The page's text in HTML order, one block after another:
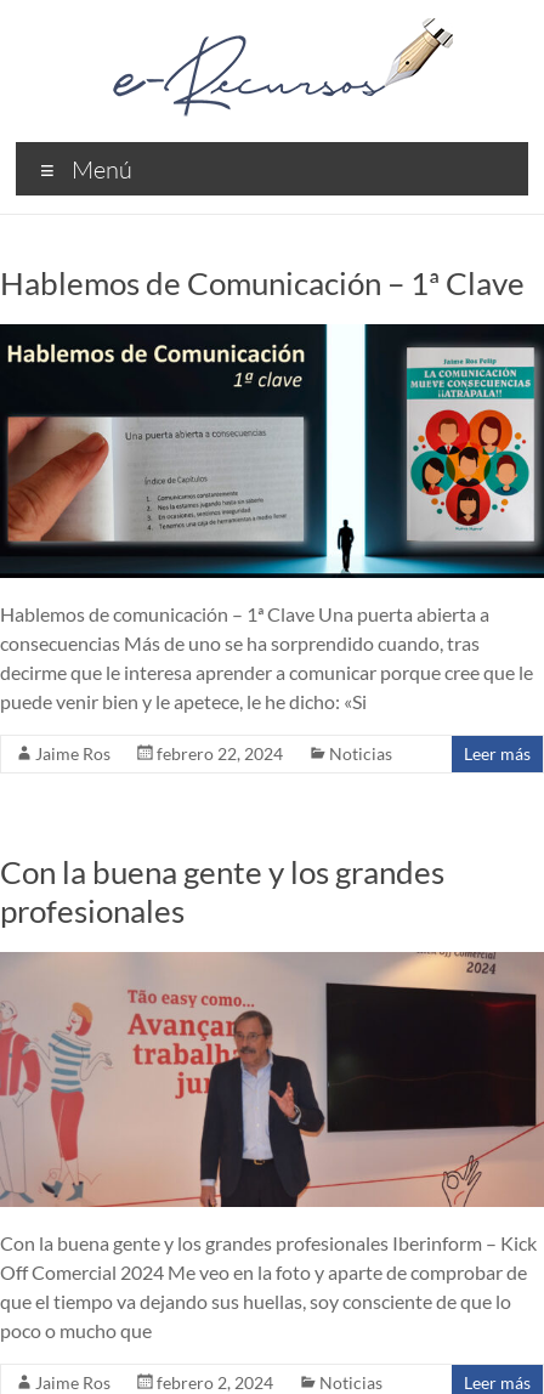
e-
Recursos
Profesionales
Menú
Hablemos de Comunicación – 1ª Clave
Hablemos de comunicación – 1ª Clave Una puerta abierta a
consecuencias Más de uno se ha sorprendido cuando, tras
decirme que le interesa aprender a comunicar porque cree que le
puede venir bien y le apetece, le he dicho: «Si
Jaime Ros febrero 22, 2024 Noticias Leer más
Con la buena gente y los grandes
profesionales
Con la buena gente y los grandes profesionales Iberinform – Kick
Off Comercial 2024 Me veo en la foto y aparte de comprobar de
que el tiempo va dejando sus huellas, soy consciente de que lo
poco o mucho que
Jaime Ros febrero 2, 2024 Noticias Leer más